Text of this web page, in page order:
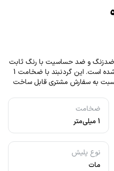
ضخامت
1 میلی‌متر
نوع پلیش
مات
از جنس استیل ضدزنگ و ضد حساسیت با رنگ ثابت
توسط زیورآلات نگار طراحی و ساخته شده است. این گردنبند با ضخامت 1
2.5 تا 4 سانتیمتر نسبت به سفارش مشتری قابل ساخت